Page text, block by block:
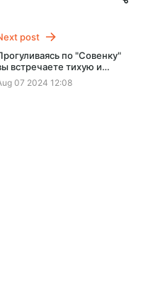
post
по "Совенку"
встречаете тихую и
Лену - Ваши
07 2024 12:08